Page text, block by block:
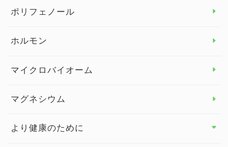
健康セミナー
ビタミン＆ミネラル トップ
ビタミンE
ポリフェノール
ホルモン
マイクロバイオーム
マグネシウム
より健康のために